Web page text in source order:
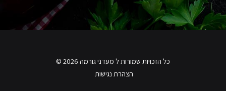
כל הזכויות שמורות ל מעדני גורמה 2026 ©
הצהרת נגישות